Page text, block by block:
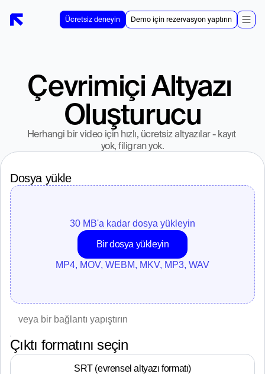
Ücretsiz deneyin Demo için rezervasyon yaptırın
Çevrimiçi Altyazı
Oluşturucu
Herhangi bir video için hızlı, ücretsiz altyazılar - kayıt
yok, filigran yok.
Dosya yükle
30 MB'a kadar dosya yükleyin
Bir dosya yükleyin
MP4, MOV, WEBM, MKV, MP3, WAV
Çıktı formatını seçin
SRT (evrensel altyazı formatı)